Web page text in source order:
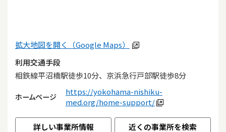
拡大地図を開く（Google Maps）
利用交通手段
相鉄線平沼橋駅徒歩10分、京浜急行戸部駅徒歩8分
ホームページ
https://yokohama-nishiku-
med.org/home-support/
詳しい事業所情報 近くの事業所を検索